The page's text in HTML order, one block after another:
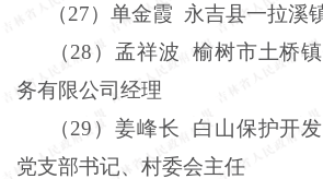
（27）单金霞 永吉县一拉溪
（28 ）孟祥波
榆树市土桥
务有限公司经理
（29 ）姜峰长
白山保护开
党支部书记、村委会主任